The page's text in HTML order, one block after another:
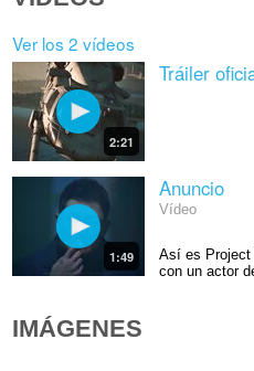
Ver los 2 vídeos
2:21
Tráiler
1:49
Anuncio
Vídeo
Así es Project
con un actor
IMÁGENES